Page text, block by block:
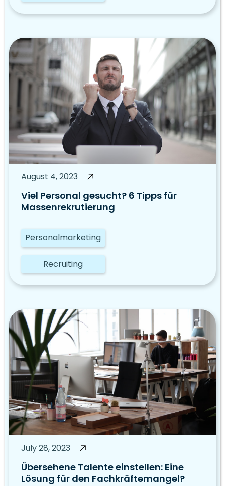
August 4, 2023
Viel Personal gesucht? 6 Tipps für
Massenrekrutierung
Personalmarketing
Recruiting
July 28, 2023
Übersehene Talente einstellen: Eine
Lösung für den Fachkräftemangel?